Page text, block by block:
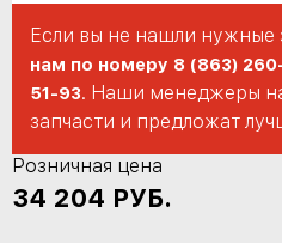
Если вы не нашли нужные
нам по номеру 8 (863)
51-93. Наши менеджеры
запчасти и предложат
Розничная цена
34 204 РУБ.